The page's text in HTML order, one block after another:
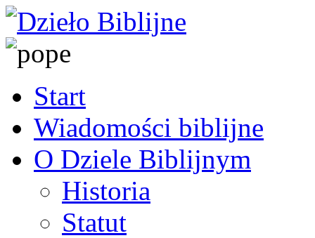
Start
Wiadomości biblijne
O Dziele Biblijnym
Historia
Statut